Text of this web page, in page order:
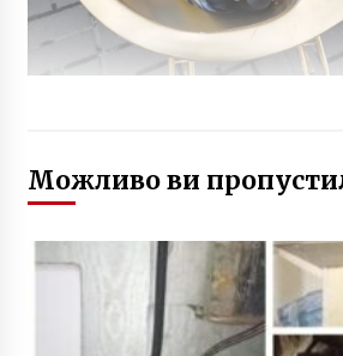
Можливо ви